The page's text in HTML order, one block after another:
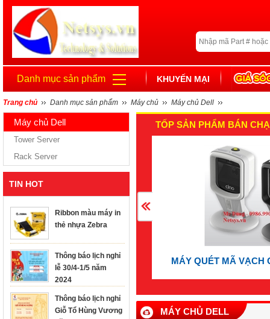
Danh mục sản phẩm KHUYẾN MẠI
Trang chủ Danh mục sản phẩm Máy chủ Máy chủ Dell
Máy chủ Dell
Tower Server
Rack Server
TIN HOT
Ribbon màu máy in
thẻ nhựa Zebra
Thông báo lịch nghỉ
lễ 30/4-1/5 năm
2024
Thông báo lịch nghỉ
Giỗ Tổ Hùng Vương
TỐP SẢN PHẨM BÁN
MÁY QUÉT MÃ VẠCH
MÁY CHỦ DELL